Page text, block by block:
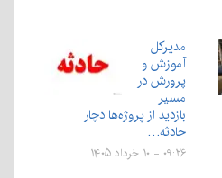
مدیرکل
آموزش و
پرورش در
مسیر
بازدید از پروژه‌ها دچار
حادثه…
۰۹:۲۶ - ۱۰ خرداد ۱۴۰۵